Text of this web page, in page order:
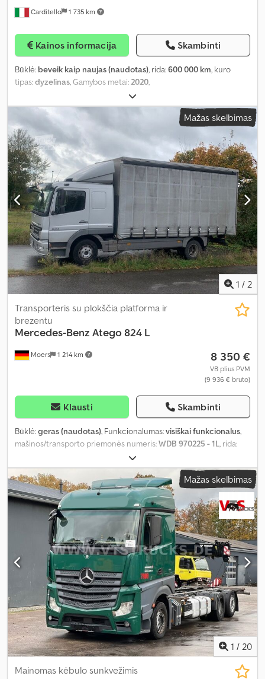
Carditello 1 735 km
Kainos informacija Skambinti
Būklė: beveik kaip naujas (naudotas), rida:600 000 km, kuro
tipas:dyzelinas, Gamybos metai:2020,
Mažas skelbimas
1 / 2
Moers 1 214 km
Transporteris su plokščia platforma ir
brezentu
Mercedes-Benz Atego 824 L
8 350 €
VB plius PVM
(9 936 € bruto)
Klausti Skambinti
Būklė:geras (naudotas), Funkcionalumas:visiškai funkcionalus,
mašinos/transporto priemonės numeris:WDB 970225 - 1L, rida:
175,05 kW (238,00 AG)
10/2007, kuro tipas:dyzelinas, bendras svoris:7 490 kg, padangos
dydis:235 / 75 R 17,5, ašių konfigūracija:4x2, ratų bazė:4 220 mm,
kita apžiūra (TÜV):10/2025, kuras:dyzelinas, stabdžiai:
variklio
stabdymas, spalva:sidabras, vairuotojo kabina:miegamoji
, pavaros tipas:mechaninis, emisijos klasė:Euro 4, pakaba:
plienas-oras , krovimo vietos ilgis:5 200 mm, krovinių skyriaus
2 440 mm, krovos erdvės aukštis:2 500 mm, Gamybos
metai:
2007, Įranga:ABS, autonominis šildytuvas, diferencialo
užraktas, elektroninė stabilumo programa (ESP), imobilaizerio
sistema, kruizo kontrolė, oro kondicionavimas, oro pagalvė,
priekabos jungtis, priešrūkiniai žibintai, spoileris, sunkvežimio
registracija, suodžių filtras, sėdynės šildytuvas, trauki kontrolė,
vairo stiprintuvas, vasarinės padangos, žemas triukšmo lygis,
Mažas skelbimas
1 / 20
Mainomas kėbulo sunkvežimis